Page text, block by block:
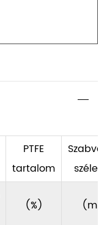
PTFE
tartalom
(%)